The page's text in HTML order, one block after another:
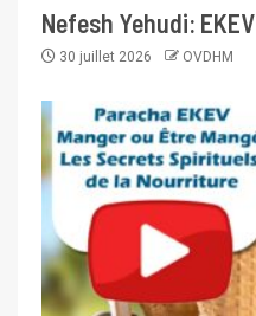
Nefesh Yehudi: EKEV
30 juillet 2026 OVDHM